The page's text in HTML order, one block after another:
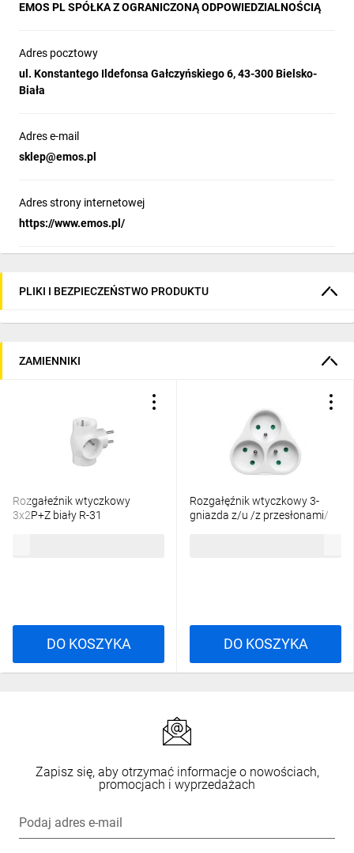
EMOS PL SPÓŁKA Z OGRANICZONĄ ODPOWIEDZIALNOŚCIĄ
Adres pocztowy
ul. Konstantego Ildefonsa Gałczyńskiego 6, 43-300 Bielsko-
Biała
Adres e-mail
sklep@emos.pl
Adres strony internetowej
https://www.emos.pl/
PLIKI I BEZPIECZEŃSTWO PRODUKTU
ZAMIENNIKI
Rozgałeźnik wtyczkowy
3x2P+Z biały R-31
DO KOSZYKA
Rozgałęźnik wtyczkowy 3-
gniazda z/u /z przesłonami/
DO KOSZYKA
Zapisz się, aby otrzymać informacje o nowościach,
promocjach i wyprzedażach
Podaj adres e-mail